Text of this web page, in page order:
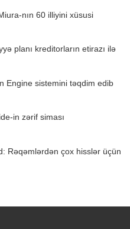
nın 60 illiyini xüsusi
planı kreditorların etirazı ilə
Engine sistemini təqdim edib
in zərif siması
Rəqəmlərdən çox hisslər üçün